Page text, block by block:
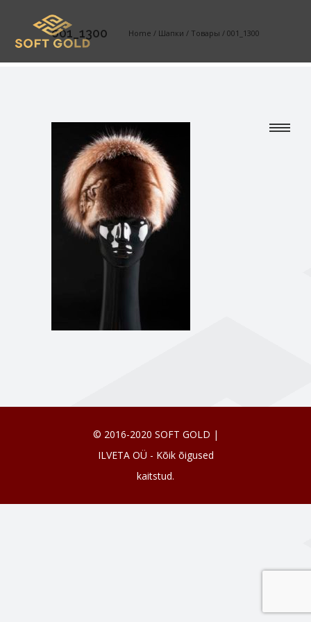
001_1300 Home / Шапки / Товары / 001_1300
© 2016-2020 SOFT GOLD |
ILVETA OÜ - Kõik õigused
kaitstud.